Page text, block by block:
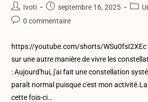
Ivoti septembre 16, 2025
0 commentaire
https://youtube.com/shorts/WSu0fsI2XEc
sur une autre manière de vivre les
: Aujourd'hui, j'ai fait une constellation
paraît normal puisque c'est mon
cette fois-ci…